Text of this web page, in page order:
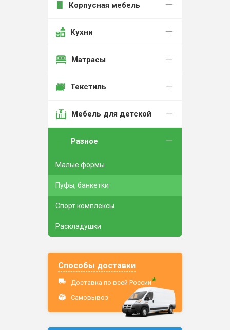
Корпусная мебель
Кухни
Матрасы
Текстиль
Мебель для детской
Разное
Малые формы
Пуфы, банкетки
Спорт комплексы
Раскладушки
Способы доставки
Доставка по всей России*
Самовывоз